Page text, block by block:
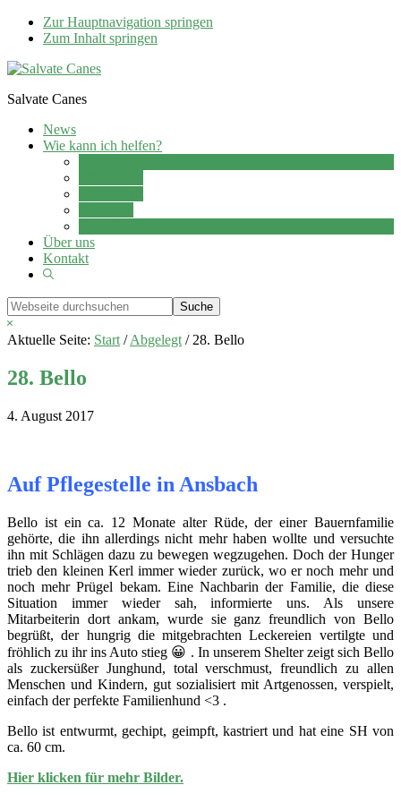
Zur Hauptnavigation springen
Zum Inhalt springen
Salvate Canes
News
Wie kann ich helfen?
Über uns
Kontakt
Show
Webseite
durchsuchen
Hide
Search
Aktuelle Seite: Start / Abgelegt /28. Bello
28. Bello
4. August 2017
Auf Pflegestelle in Ansbach
Bello ist ein ca. 12 Monate alter Rüde, der einer Bauernfamilie
gehörte, die ihn allerdings nicht mehr haben wollte und versuchte
ihn mit Schlägen dazu zu bewegen wegzugehen. Doch der Hunger
trieb den kleinen Kerl immer wieder zurück, wo er noch mehr und
noch mehr Prügel bekam. Eine Nachbarin der Familie, die diese
Situation immer wieder sah, informierte uns. Als unsere
Mitarbeiterin dort ankam, wurde sie ganz freundlich von Bello
begrüßt, der hungrig die mitgebrachten Leckereien vertilgte und
fröhlich zu ihr ins Auto stieg 😀 . In unserem Shelter zeigt sich Bello
als zuckersüßer Junghund, total verschmust, freundlich zu allen
Menschen und Kindern, gut sozialisiert mit Artgenossen, verspielt,
einfach der perfekte Familienhund <3 .
Bello ist entwurmt, gechipt, geimpft, kastriert und hat eine SH von
ca. 60 cm.
Hier klicken für mehr Bilder.